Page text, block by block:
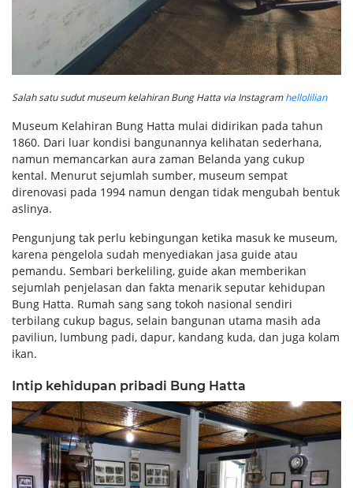
Salah satu sudut museum kelahiran Bung Hatta via Instagramhellolilian
Museum Kelahiran Bung Hatta mulai didirikan pada tahun
1860. Dari luar kondisi bangunannya kelihatan sederhana,
namun memancarkan aura zaman Belanda yang cukup
kental. Menurut sejumlah sumber, museum sempat
direnovasi pada 1994 namun dengan tidak mengubah bentuk
aslinya.
Pengunjung tak perlu kebingungan ketika masuk ke museum,
karena pengelola sudah menyediakan jasa guide atau
pemandu. Sembari berkeliling, guide akan memberikan
sejumlah penjelasan dan fakta menarik seputar kehidupan
Bung Hatta. Rumah sang sang tokoh nasional sendiri
terbilang cukup bagus, selain bangunan utama masih ada
paviliun, lumbung padi, dapur, kandang kuda, dan juga kolam
ikan.
Intip kehidupan pribadi Bung Hatta